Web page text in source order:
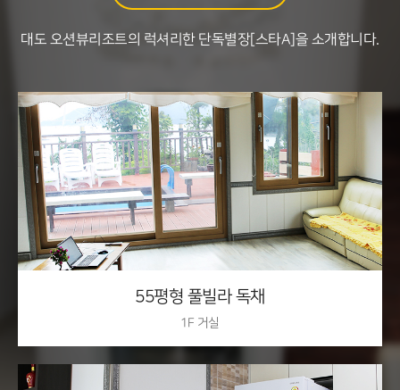
대도 오션뷰리조트의 럭셔리한 단독별장[스타A]을 소개합니다.
55평형 풀빌라 독채
1F 거실
1F 주방/식탁